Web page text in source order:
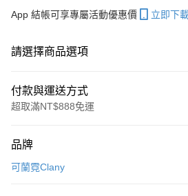
App 結帳可享專屬活動優惠價 立即下
請選擇商品選項
付款與運送方式
超取滿NT$888免運
信用卡一次付款
品牌
可蘭霓Clany